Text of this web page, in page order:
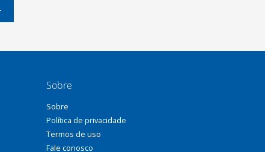
Sobre
Sobre
Política de privacidade
Termos de uso
Fale conosco